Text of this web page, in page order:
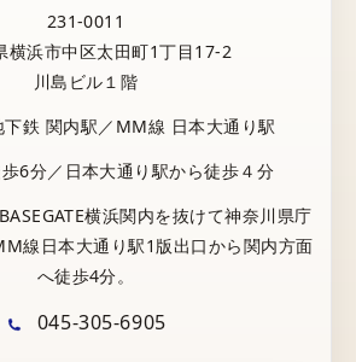
231-0011
横浜市中区太田町1丁目17-2
川島ビル１階
下鉄 関内駅／MM線 日本大通り駅
6分／日本大通り駅から徒歩４分
横浜関内を抜けて神奈川県庁
線日本大通り駅1版出口から関内方面
へ徒歩4分。
045-305-6905